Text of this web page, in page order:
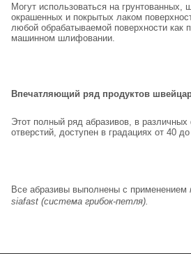
Могут использоваться на грунтованных,
окрашенных и покрытых лаком
любой обрабатываемой поверхности как
машинном шлифовании.
Впечатляющий ряд продуктов
Этот полный ряд абразивов, в
отверстий, доступен в градациях от 40 до
Все абразивы выполнены с применением
siafast (система грибок-петля).